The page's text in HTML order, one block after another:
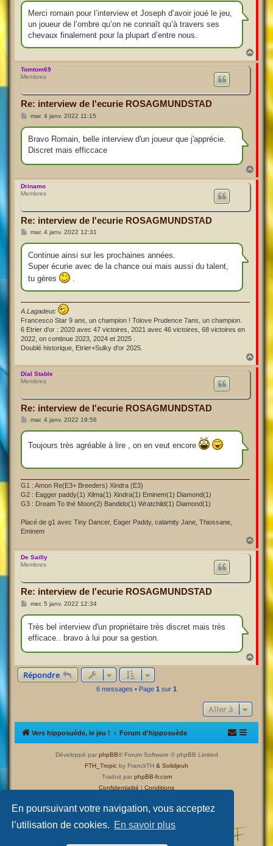
En poursuivant votre navigation, vous acceptez
l’utilisation de cookies. En savoir plus
s
s
g
e
Merci romain pour l’interview et Joseph d’avoir joué le jeu,
un joueur de l’ombre qu’on ne connaît qu’à travers ses
chevaux finalement pour la plupart d’entre nous.
a
Tomtom69
Membres
Re: interview de l'ecurie ROSAGMUNDSTAD
M
s
s
g
mar. 4 janv. 2022 11:15
Bravo Romain, belle interview d'un joueur que j'apprécie.
Discret mais efficcace
a
Drinamo
Membres
Re: interview de l'ecurie ROSAGMUNDSTAD
M
s
s
g
e
mar. 4 janv. 2022 12:31
Continue ainsi sur les prochaines années.
Super écurie avec de la chance oui mais aussi du talent,
tu gères
.
A.Lagadeuc
Francesco Star 9 ans, un champion ! Tolove Prudence 7ans, un champion.
6 Etrier d'or : 2020 avec 47 victoires, 2021 avec 46 victoires, 68 victoires en
2022, on continue 2023, 2024 et 2025 .
Doublé historique, Etrier+Sulky d'or 2025.
a
Dial Stable
Membres
Re: interview de l'ecurie ROSAGMUNDSTAD
M
s
a
mar. 4 janv. 2022 19:56
Toujours très agréable à lire , on en veut encore
G1 : Amon Re(E3+ Breeders) Xindra (E3)
G2 : Eagger paddy(1) Xilma(1) Xindra(1) Eminem(1) Diamond(1)
G3 : Dream To thé Moon(2) Bandido(1) Wratchild(1) Diamond(1)
Placé de g1 avec Tiny Dancer, Eager Paddy, calamity Jane, Thiossane,
Eminem
a
De Sailly
Membres
Re: interview de l'ecurie ROSAGMUNDSTAD
M
s
s
g
mer. 5 janv. 2022 12:34
Très bel interview d'un propriétaire très discret mais très
efficace.. bravo à lui pour sa gestion.
a
Répondre
6 messages • Page 1 sur 1
Aller à
Vers hipposuède, le jeu ! Forum d'hipposuède
Développé par phpBB® Forum Software © phpBB Limited
FTH_Tropic by FranckTH & Solidjeuh
Traduit par phpBB-fr.com
Confidentialité | Conditions